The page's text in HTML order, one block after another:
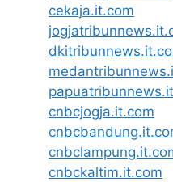
cekaja.it.com
cnbcjogja.it.com
cnbckaltim.it.com